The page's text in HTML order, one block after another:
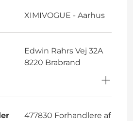
XIMIVOGUE - Aarhus
Edwin Rahrs Vej 32A
8220 Brabrand
477830 Forhandlere af